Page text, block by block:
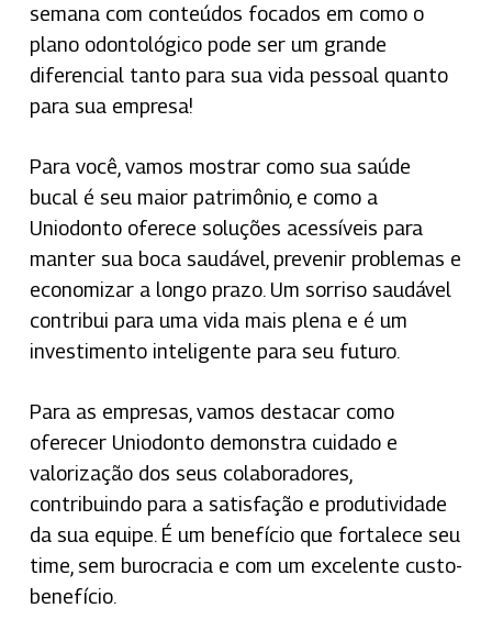
semana com conteúdos focados em como o
plano odontológico pode ser um grande
diferencial tanto para sua vida pessoal quanto
para sua empresa!
Para você, vamos mostrar como sua saúde
bucal é seu maior patrimônio, e como a
Uniodonto oferece soluções acessíveis para
manter sua boca saudável, prevenir problemas e
economizar a longo prazo. Um sorriso saudável
contribui para uma vida mais plena e é um
investimento inteligente para seu futuro.
Para as empresas, vamos destacar como
oferecer Uniodonto demonstra cuidado e
valorização dos seus colaboradores,
contribuindo para a satisfação e produtividade
da sua equipe. É um benefício que fortalece seu
time, sem burocracia e com um excelente custo-
benefício.